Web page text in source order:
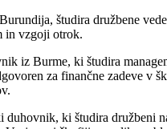
študira družbene
in vzgoji otrok.
iz Burme, ki študira
za finančne zadeve v
duhovnik, ki študira družbeni